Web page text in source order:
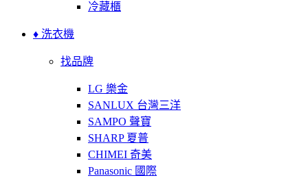
冷藏櫃
♦ 洗衣機
找品牌
LG 樂金
SANLUX 台灣三洋
SAMPO 聲寶
SHARP 夏普
CHIMEI 奇美
Panasonic 國際